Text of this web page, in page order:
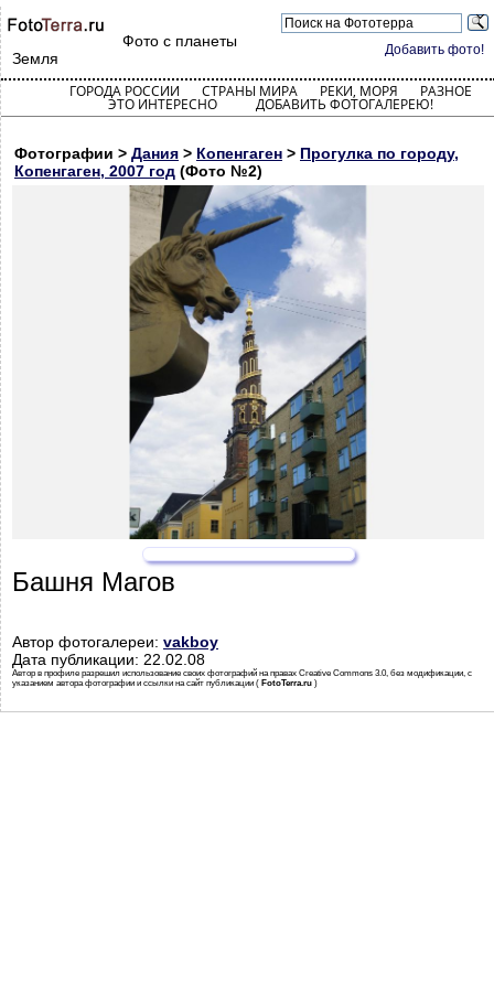
Добавить фото!
Фото с планеты
Земля
ГОРОДА РОССИИ СТРАНЫ МИРА РЕКИ, МОРЯ РАЗНОЕ
ЭТО ИНТЕРЕСНО ДОБАВИТЬ ФОТОГАЛЕРЕЮ!
Фотографии > Дания > Копенгаген > Прогулка по городу,
Копенгаген, 2007 год (Фото №2)
Башня Магов
Автор фотогалереи: vakboy
Дата публикации: 22.02.08
Автор в профиле разрешил использование своих фотографий на правах Creative Commons 3.0, без модификации, с
указанием автора фотографии и ссылки на сайт публикации ( FotoTerra.ru )